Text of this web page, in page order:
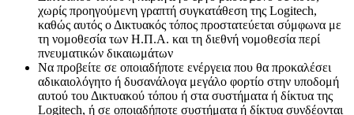
χωρίς προηγούμενη γραπτή συγκατάθεση της Logitech,
καθώς αυτός ο Δικτυακός τόπος προστατεύεται σύμφωνα με
τη νομοθεσία των Η.Π.Α. και τη διεθνή νομοθεσία περί
πνευματικών δικαιωμάτων
Να προβείτε σε οποιαδήποτε ενέργεια που θα προκαλέσει
αδικαιολόγητο ή δυσανάλογα μεγάλο φορτίο στην υποδομή
αυτού του Δικτυακού τόπου ή στα συστήματα ή δίκτυα της
Logitech, ή σε οποιαδήποτε συστήματα ή δίκτυα συνδέονται